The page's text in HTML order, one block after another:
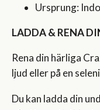
Ursprung:
LADDA & RENA
Rena din härliga
ljud eller på en
Du kan ladda din